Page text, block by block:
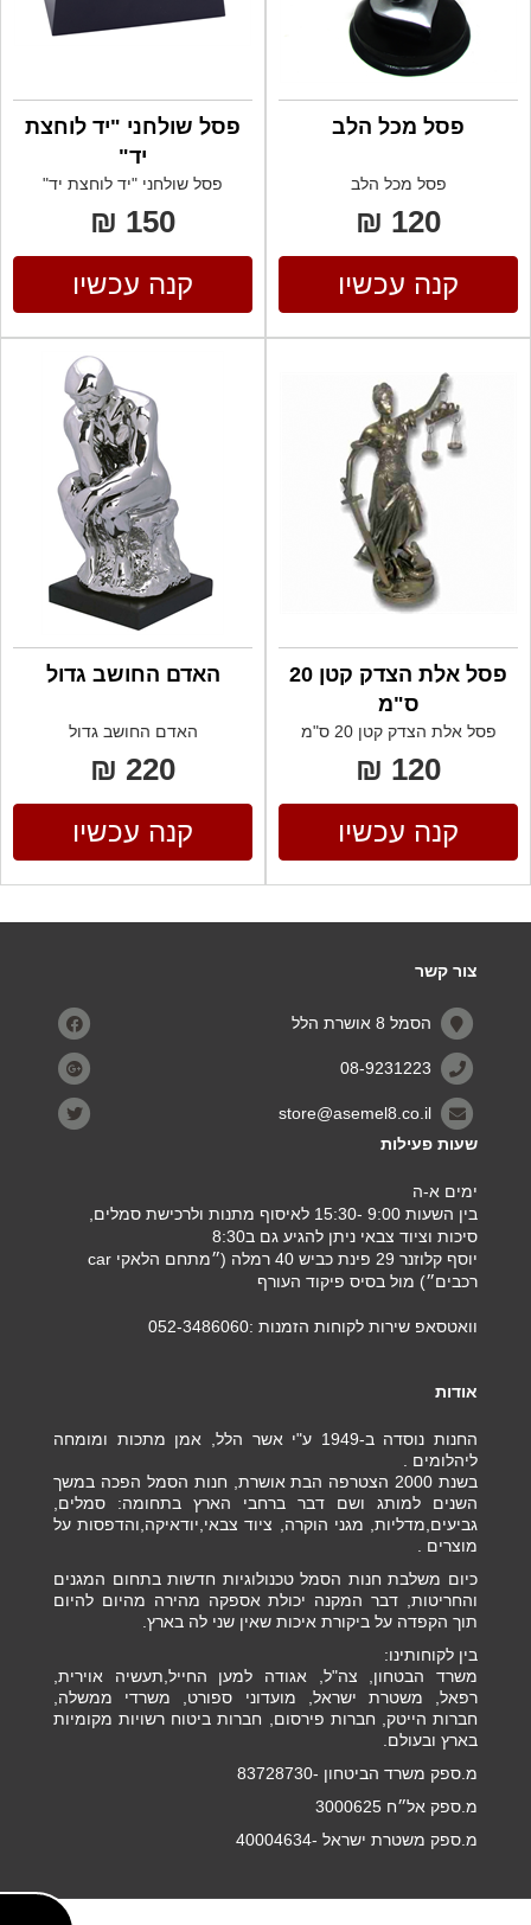
פסל מכל הלב
פסל מכל הלב
120 ₪
קנה עכשיו
פסל שולחני "יד לוחצת
יד"
פסל שולחני "יד לוחצת יד"
150 ₪
קנה עכשיו
פסל אלת הצדק קטן 20
ס"מ
פסל אלת הצדק קטן 20 ס"מ
120 ₪
קנה עכשיו
האדם החושב גדול
האדם החושב גדול
220 ₪
קנה עכשיו
צור קשר
הסמל 8 אושרת הלל
08-9231223
store@asemel8.co.il
שעות פעילות
ימים א-ה
בין השעות 9:00 -15:30 לאיסוף מתנות ולרכישת סמלים,
סיכות וציוד צבאי ניתן להגיע גם ב8:30
יוסף קלוזנר 29 פינת כביש 40 רמלה (״מתחם הלאקי car
רכבים״) מול בסיס פיקוד העורף
וואטסאפ שירות לקוחות הזמנות :052-3486060
אודות
החנות נוסדה ב-1949 ע"י אשר הלל, אמן מתכות ומומחה
ליהלומים .
בשנת 2000 הצטרפה הבת אושרת, חנות הסמל הפכה במשך
השנים למותג ושם דבר ברחבי הארץ בתחומה: סמלים,
גביעים,מדליות, מגני הוקרה, ציוד צבאי,יודאיקה,והדפסות על
מוצרים .
כיום משלבת חנות הסמל טכנולוגיות חדשות בתחום המגנים
והחריטות, דבר המקנה יכולת אספקה מהירה מהיום להיום
תוך הקפדה על ביקורת איכות שאין שני לה בארץ.
בין לקוחותינו:
משרד הבטחון, צה"ל, אגודה למען החייל,תעשיה אוירית,
רפאל, משטרת ישראל, מועדוני ספורט, משרדי ממשלה,
חברות הייטק, חברות פירסום, חברות ביטוח רשויות מקומיות
בארץ ובעולם.
מ.ספק משרד הביטחון -83728730
מ.ספק אל״ח 3000625
מ.ספק משטרת ישראל -40004634